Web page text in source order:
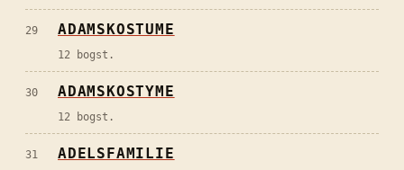
29 ADAMSKOSTUME
12 bogst.
30 ADAMSKOSTYME
12 bogst.
31 ADELSFAMILIE